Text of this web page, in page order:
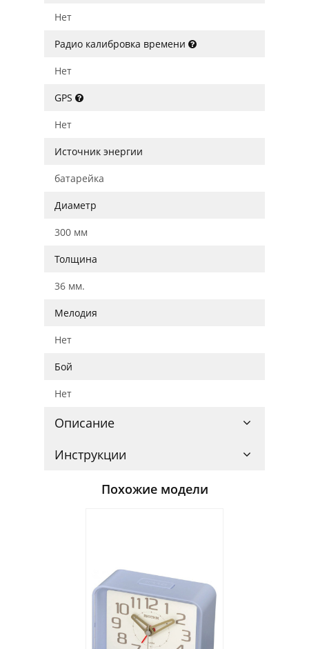
Нет
Радио калибровка времени
Нет
GPS
Нет
Источник энергии
батарейка
Диаметр
300 мм
Толщина
36 мм.
Мелодия
Нет
Бой
Нет
Описание
Инструкции
Похожие модели